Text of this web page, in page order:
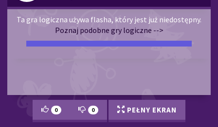
Ta gra logiczna używa flasha, który jest już niedostępny.
Poznaj podobne gry logiczne -->
0 0 PEŁNY EKRAN